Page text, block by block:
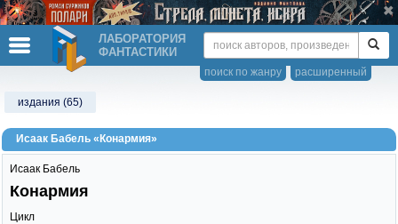
ЛАБОРАТОРИЯ
ФАНТАСТИКИ
расширенный
поиск по жанру
издания (65)
Исаак Бабель «Конармия»
Исаак Бабель
Конармия
Цикл